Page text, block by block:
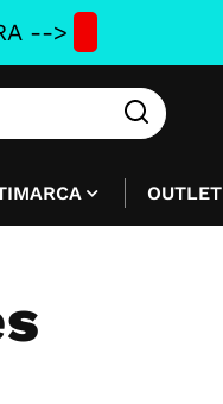
-->
OUTLET